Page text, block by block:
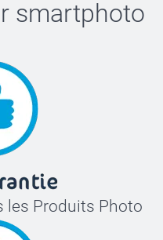
smartphoto
les Produits Photo